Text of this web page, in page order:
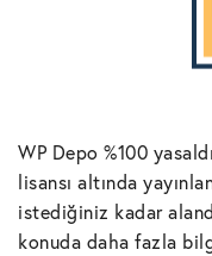
WP Depo %100
lisansı altında
istediğiniz kadar
konuda daha fazla